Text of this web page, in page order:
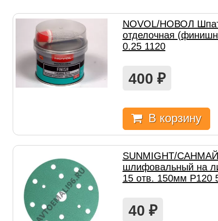
NOVOL/НОВОЛ
отделочная
0.25 1120
400 ₽
В корзину
SUNMIGHT/
шлифовальный на
15 отв. 150мм Р120
40 ₽